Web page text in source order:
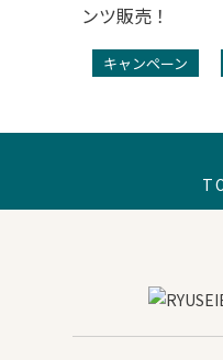
ンツ販売！
キャンペーン